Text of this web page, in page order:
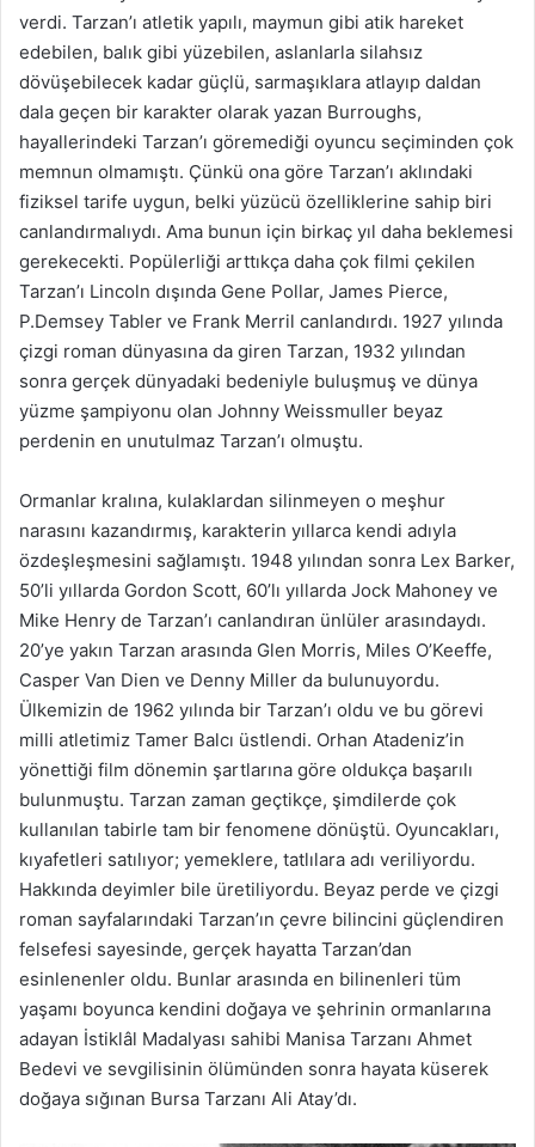
verdi. Tarzan’ı atletik yapılı, maymun gibi atik hareket
edebilen, balık gibi yüzebilen, aslanlarla silahsız
dövüşebilecek kadar güçlü, sarmaşıklara atlayıp daldan
dala geçen bir karakter olarak yazan Burroughs,
hayallerindeki Tarzan’ı göremediği oyuncu seçiminden çok
memnun olmamıştı. Çünkü ona göre Tarzan’ı aklındaki
fiziksel tarife uygun, belki yüzücü özelliklerine sahip biri
canlandırmalıydı. Ama bunun için birkaç yıl daha beklemesi
gerekecekti. Popülerliği arttıkça daha çok filmi çekilen
Tarzan’ı Lincoln dışında Gene Pollar, James Pierce,
P.Demsey Tabler ve Frank Merril canlandırdı. 1927 yılında
çizgi roman dünyasına da giren Tarzan, 1932 yılından
sonra gerçek dünyadaki bedeniyle buluşmuş ve dünya
yüzme şampiyonu olan Johnny Weissmuller beyaz
perdenin en unutulmaz Tarzan’ı olmuştu.
Ormanlar kralına, kulaklardan silinmeyen o meşhur
narasını kazandırmış, karakterin yıllarca kendi adıyla
özdeşleşmesini sağlamıştı. 1948 yılından sonra Lex Barker,
50’li yıllarda Gordon Scott, 60’lı yıllarda Jock Mahoney ve
Mike Henry de Tarzan’ı canlandıran ünlüler arasındaydı.
20’ye yakın Tarzan arasında Glen Morris, Miles O’Keeffe,
Casper Van Dien ve Denny Miller da bulunuyordu.
Ülkemizin de 1962 yılında bir Tarzan’ı oldu ve bu görevi
milli atletimiz Tamer Balcı üstlendi. Orhan Atadeniz’in
yönettiği film dönemin şartlarına göre oldukça başarılı
bulunmuştu. Tarzan zaman geçtikçe, şimdilerde çok
kullanılan tabirle tam bir fenomene dönüştü. Oyuncakları,
kıyafetleri satılıyor; yemeklere, tatlılara adı veriliyordu.
Hakkında deyimler bile üretiliyordu. Beyaz perde ve çizgi
roman sayfalarındaki Tarzan’ın çevre bilincini güçlendiren
felsefesi sayesinde, gerçek hayatta Tarzan’dan
esinlenenler oldu. Bunlar arasında en bilinenleri tüm
yaşamı boyunca kendini doğaya ve şehrinin ormanlarına
adayan İstiklâl Madalyası sahibi Manisa Tarzanı Ahmet
Bedevi ve sevgilisinin ölümünden sonra hayata küserek
doğaya sığınan Bursa Tarzanı Ali Atay’dı.